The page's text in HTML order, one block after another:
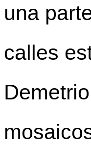
una
calles